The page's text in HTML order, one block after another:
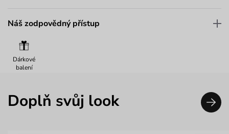
Náš zodpovědný přístup
Dárkové
balení
Doplň svůj look